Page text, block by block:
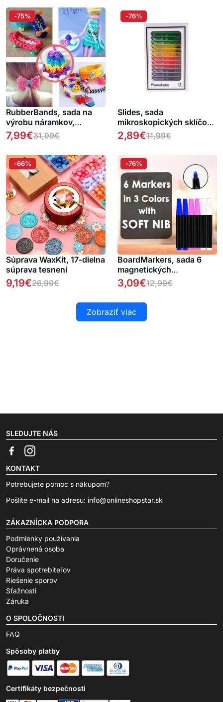
RubberBands, sada na
výrobu náramkov,
príveskov a iných
doplnkov
7,99€31,99€
-75%
Slides, sada
mikroskopických sklíčok
(12 kusov)
2,89€11,99€
-76%
Súprava WaxKit, 17-dielna
súprava tesnení
9,19€26,99€
-66%
BoardMarkers, sada 6
magnetických
popisovačov na tabule
3,09€12,99€
-76%
Zobraziť viac
SLEDUJTE NÁS
KONTAKT
Potrebujete pomoc s nákupom?
Pošlite e-mail na adresu: info@onlineshopstar.sk
ZÁKAZNÍCKA PODPORA
Podmienky používania
Oprávnená osoba
Doručenie
Práva spotrebiteľov
Riešenie sporov
Sťažnosti
Záruka
O SPOLOČNOSTI
FAQ
Spôsoby platby
Certifikáty bezpečnosti